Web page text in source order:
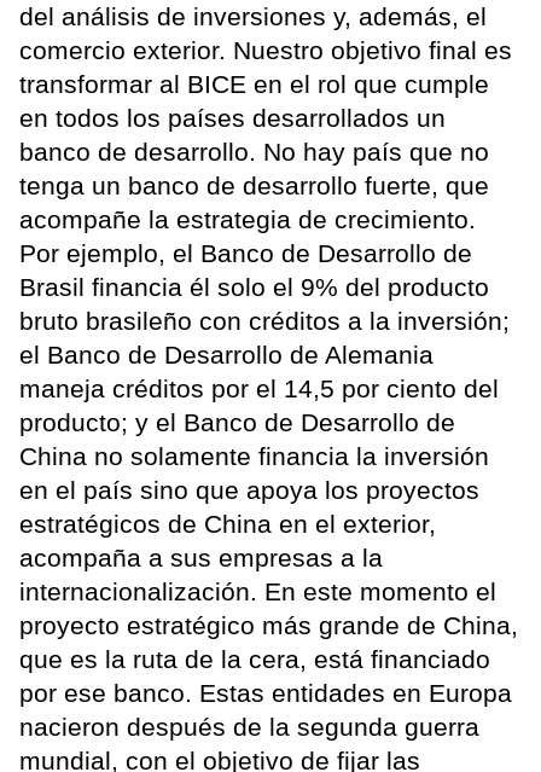
del análisis de inversiones y, además, el
comercio exterior. Nuestro objetivo final es
transformar al BICE en el rol que cumple
en todos los países desarrollados un
banco de desarrollo. No hay país que no
tenga un banco de desarrollo fuerte, que
acompañe la estrategia de crecimiento.
Por ejemplo, el Banco de Desarrollo de
Brasil financia él solo el 9% del producto
bruto brasileño con créditos a la inversión;
el Banco de Desarrollo de Alemania
maneja créditos por el 14,5 por ciento del
producto; y el Banco de Desarrollo de
China no solamente financia la inversión
en el país sino que apoya los proyectos
estratégicos de China en el exterior,
acompaña a sus empresas a la
internacionalización. En este momento el
proyecto estratégico más grande de China,
que es la ruta de la cera, está financiado
por ese banco. Estas entidades en Europa
nacieron después de la segunda guerra
mundial, con el objetivo de fijar las